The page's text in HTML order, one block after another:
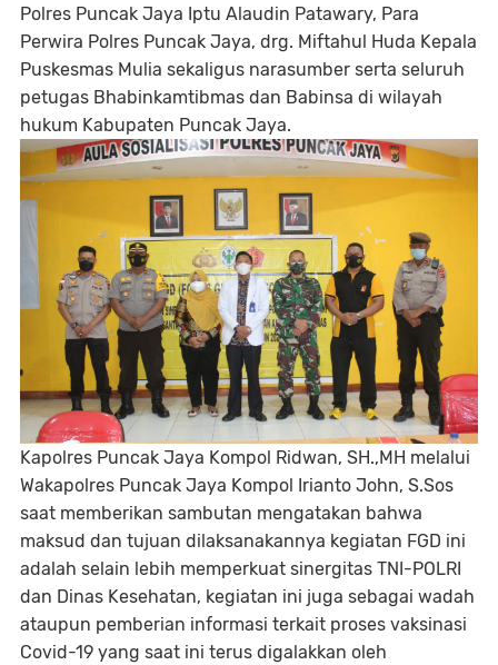
Polres Puncak Jaya Iptu Alaudin Patawary, Para
Perwira Polres Puncak Jaya, drg. Miftahul Huda Kepala
Puskesmas Mulia sekaligus narasumber serta seluruh
petugas Bhabinkamtibmas dan Babinsa di wilayah
hukum Kabupaten Puncak Jaya.
Kapolres Puncak Jaya Kompol Ridwan, SH.,MH melalui
Wakapolres Puncak Jaya Kompol Irianto John, S.Sos
saat memberikan sambutan mengatakan bahwa
maksud dan tujuan dilaksanakannya kegiatan FGD ini
adalah selain lebih memperkuat sinergitas TNI-POLRI
dan Dinas Kesehatan, kegiatan ini juga sebagai wadah
ataupun pemberian informasi terkait proses vaksinasi
Covid-19 yang saat ini terus digalakkan oleh